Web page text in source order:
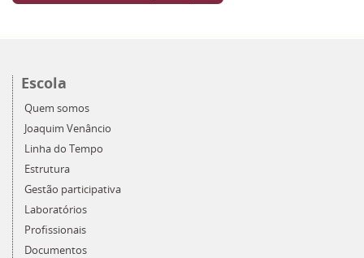
Escola
Quem somos
Joaquim Venâncio
Linha do Tempo
Estrutura
Gestão participativa
Laboratórios
Profissionais
Documentos